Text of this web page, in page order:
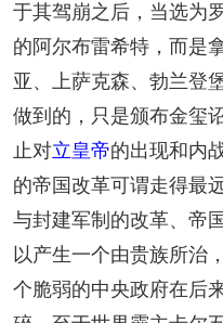
于其驾崩之后，当选为
的阿尔布雷希特，而是
亚、上萨克森、勃兰登
做到的，只是颁布金玺
止对立皇帝的出现和内
的帝国改革可谓走得最
与封建军制的改革、帝
以产生一个由贵族所治
个脆弱的中央政府在后